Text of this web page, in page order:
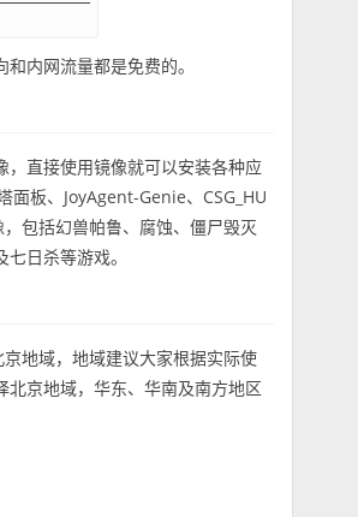
内网流量都是免费的。
，直接使用镜像就可以安装各种应
面板、JoyAgent-Genie、CSG_HU
包括幻兽帕鲁、腐蚀、僵尸毁灭
日杀等游戏。
地域，地域建议大家根据实际使
京地域，华东、华南及南方地区